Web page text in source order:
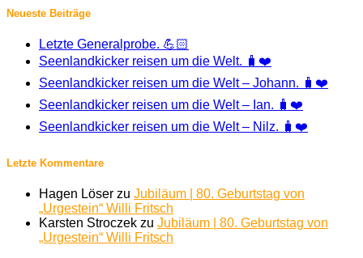
Neueste Beiträge
Letzte Generalprobe. 💪🏻
Seenlandkicker reisen um die Welt. 🧳❤️
Seenlandkicker reisen um die Welt – Johann. 🧳❤️
Seenlandkicker reisen um die Welt – Ian. 🧳❤️
Seenlandkicker reisen um die Welt – Nilz. 🧳❤️
Letzte Kommentare
Hagen Löser zu Jubiläum | 80. Geburtstag von
„Urgestein“ Willi Fritsch
Karsten Stroczek zu Jubiläum | 80. Geburtstag von
„Urgestein“ Willi Fritsch